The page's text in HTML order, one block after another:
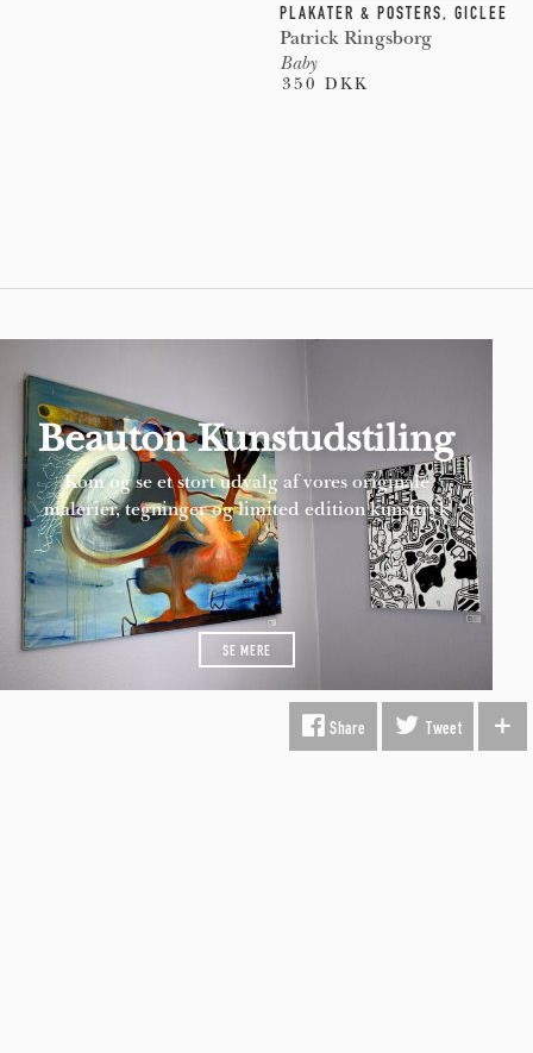
PLAKATER & POSTERS, GICLEE
Patrick Ringsborg
Baby
350 DKK
Beauton Kunstudstiling
Kom og se et stort udvalg af vores originale
malerier, tegninger og limited edition kunsttryk
SE MERE
Share Tweet